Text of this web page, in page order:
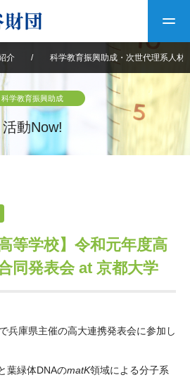
財団について
40年史デジタルブック
中谷財団40年史
公開情報
中谷財団レポート
長期大型研究助成
国際学生交流プログラ
団動画紹介
の他情報
介 / 科学教育振興助成・次世代理系人材
科学教育振興助成
活動Now!
等学校】令和元年度高
同発表会 at 京都大学
兵庫県主催の高大連携発表会に参加し
葉緑体DNAのmatK領域による分子系